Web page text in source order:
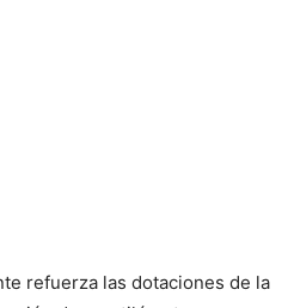
refuerza las dotaciones de la